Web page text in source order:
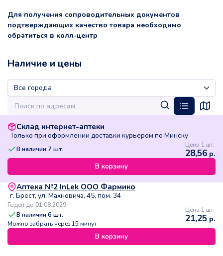
Для получения сопроводительных документов
подтверждающих качество товара необходимо
обратиться в колл-центр
Наличие и цены
Склад интернет-аптеки
Только при оформлении доставки курьером по Минску
В наличии 7 шт. Цена 1 шт.
28,56 р.
В корзину
Аптека №2 InLek ООО Фармико
г. Брест, ул. Махновича, 45, пом. 34
Годен до 01.08.2029
В наличии6 шт.
Можно забрать через 15 минут
Цена 1 шт.
21,25 р.
В корзину